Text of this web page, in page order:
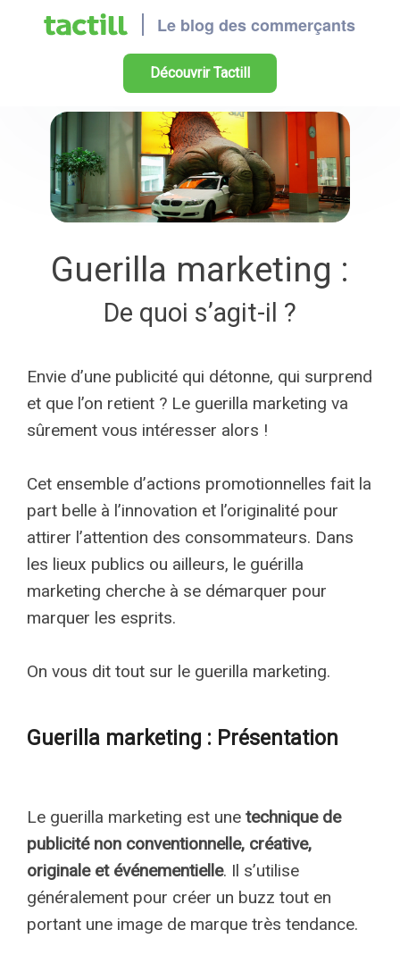
Découvrir Tactill
Guerilla marketing :
De quoi s’agit-il ?
Envie d’une publicité qui détonne, qui surprend
et que l’on retient ? Le guerilla marketing va
sûrement vous intéresser alors !
Cet ensemble d’actions promotionnelles fait la
part belle à l’innovation et l’originalité pour
attirer l’attention des consommateurs. Dans
les lieux publics ou ailleurs, le guérilla
marketing cherche à se démarquer pour
marquer les esprits.
On vous dit tout sur le guerilla marketing.
Guerilla marketing : Présentation
Le guerilla marketing est une technique de
publicité non conventionnelle, créative,
originale et événementielle. Il s’utilise
généralement pour créer un buzz tout en
portant une image de marque très tendance.